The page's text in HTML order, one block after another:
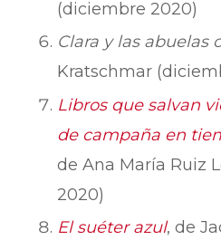
(diciembre 2020)
Clara y las abuelas
Kratschmar
Libros que salvan
de campaña en
de Ana María Ruiz
2020)
El suéter azul, de